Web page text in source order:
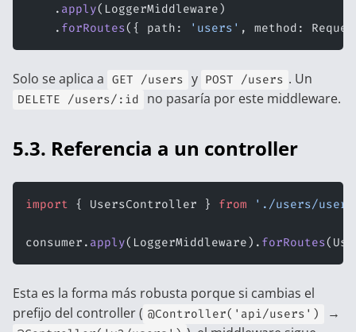
    .
apply(LoggerMiddleware)
    .
forRoutes({ path: 'users' , method:
Solo se aplica a GET /users y POST /users . Un
DELETE /users/:id no pasaría por este middleware.
5.3. Referencia a un controller
import { UsersController } from './users/
consumer. apply(LoggerMiddleware). forRoutes
Esta es la forma más robusta porque si cambias el
prefijo del controller ( @Controller('api/users') →